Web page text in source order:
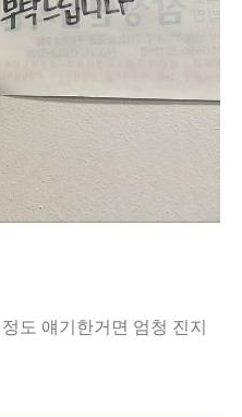
도 얘기한거면 엄청 진지